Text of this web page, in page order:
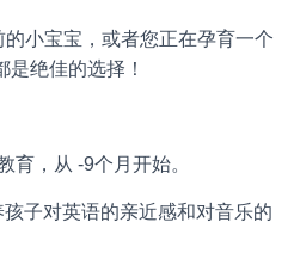
小宝宝，或者您正在孕育一个
是绝佳的选择！
，从 -9个月开始。
子对英语的亲近感和对音乐的